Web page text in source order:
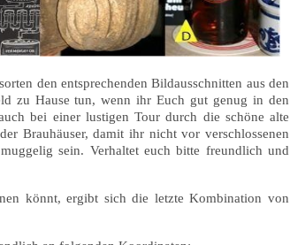
den entsprechenden Bildausschnitten aus den
zu Hause tun, wenn ihr Euch gut genug in den
bei einer lustigen Tour durch die schöne alte
Brauhäuser, damit ihr nicht vor verschlossenen
sein. Verhaltet euch bitte freundlich und
könnt, ergibt sich die letzte Kombination von